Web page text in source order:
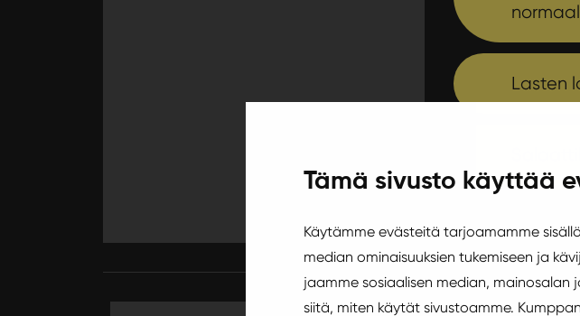
Tämä sivusto käyttää
Käytämme evästeitä tarjoamamme
median ominaisuuksien tukemiseen ja
jaamme sosiaalisen median,
siitä, miten käytät sivustoamme.
Lasten